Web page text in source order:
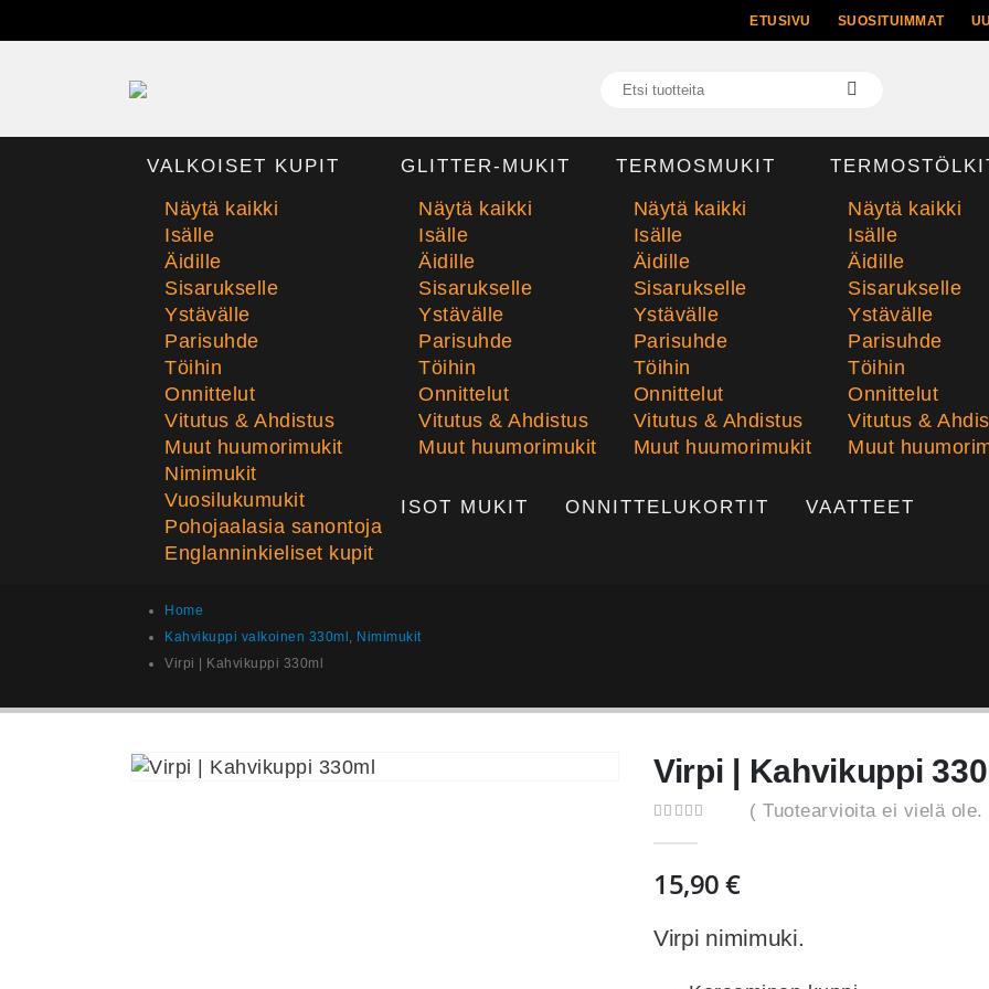
ETUSIVU SUOSITUIMMAT
VALKOISET KUPIT
Näytä kaikki
Isälle
Äidille
Sisarukselle
Ystävälle
Parisuhde
Töihin
Onnittelut
Vitutus & Ahdistus
Muut huumorimukit
Nimimukit
Vuosilukumukit
Pohojaalasia sanontoja
Englanninkieliset kupit
GLITTER-MUKIT
Näytä kaikki
Isälle
Äidille
Sisarukselle
Ystävälle
Parisuhde
Töihin
Onnittelut
Vitutus & Ahdistus
Muut huumorimukit
TERMOSMUKIT
Näytä kaikki
Isälle
Äidille
Sisarukselle
Ystävälle
Parisuhde
Töihin
Onnittelut
Vitutus & Ahdistus
Muut huumorimukit
Näytä kaikki
Isälle
Äidille
Sisarukselle
Ystävälle
Parisuhde
Töihin
Onnittelut
Vitutus &
Muut
ISOT MUKIT ONNITTELUKORTIT VAATTEET
Home
Kahvikuppi valkoinen 330ml , Nimimukit
Virpi | Kahvikuppi 330ml
Virpi | Kahvikuppi
( Tuotearvioita ei vielä ole.
15,90€
Virpi nimimuki.